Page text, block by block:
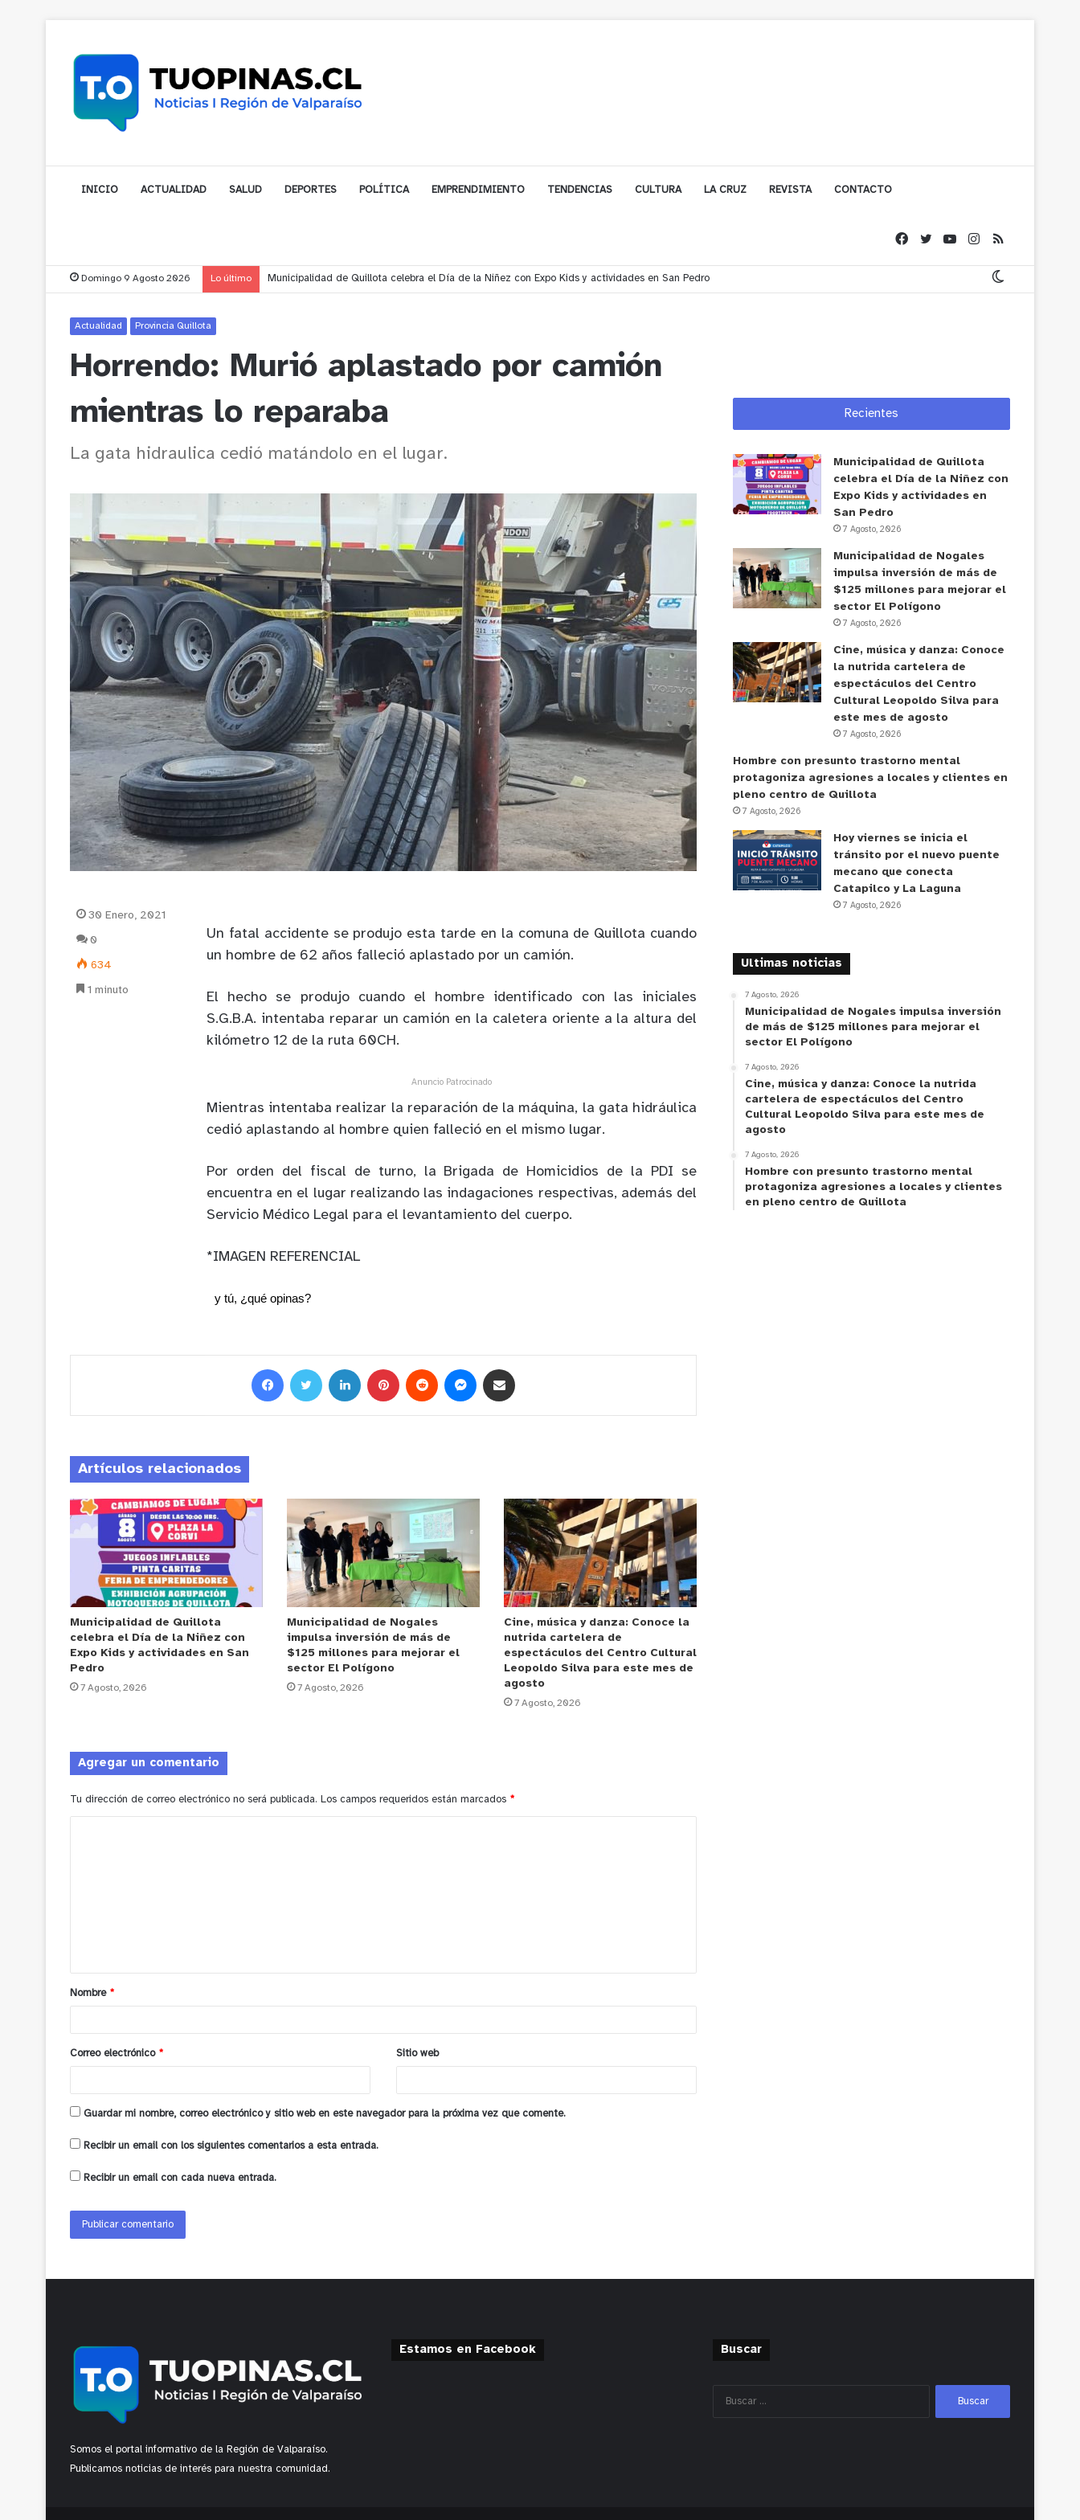
INICIO ACTUALIDAD SALUD DEPORTES POLÍTICA EMPRENDIMIENTO TENDENCIAS CULTURA LA CRUZ REVISTA CONTACTO
Domingo 9 Agosto 2026 Lo último Municipalidad de Nogales impulsa inversión de más de $125 millones para mejorar el sector El Polígono
Actualidad Provincia Quillota
Horrendo: Murió aplastado por camión
mientras lo reparaba
La gata hidraulica cedió matándolo en el lugar.
Un fatal accidente se produjo esta tarde en la comuna de Quillota cuando
un hombre de 62 años falleció aplastado por un camión.
El hecho se produjo cuando el hombre identificado con las iniciales
S.G.B.A. intentaba reparar un camión en la caletera oriente a la altura del
kilómetro 12 de la ruta 60CH.
Anuncio Patrocinado
Mientras intentaba realizar la reparación de la máquina, la gata hidráulica
cedió aplastando al hombre quien falleció en el mismo lugar.
Por orden del fiscal de turno, la Brigada de Homicidios de la PDI se
encuentra en el lugar realizando las indagaciones respectivas, además del
Servicio Médico Legal para el levantamiento del cuerpo.
*IMAGEN REFERENCIAL
y tú, ¿qué opinas?
30 Enero, 2021
0
634
1 minuto
Artículos relacionados
Municipalidad de Quillota
celebra el Día de la Niñez con
Expo Kids y actividades en San
Pedro
7 Agosto, 2026
Municipalidad de Nogales
impulsa inversión de más de
$125 millones para mejorar el
sector El Polígono
7 Agosto, 2026
Cine, música y danza: Conoce la
nutrida cartelera de
espectáculos del Centro Cultural
Leopoldo Silva para este mes de
agosto
7 Agosto, 2026
Agregar un comentario
Tu dirección de correo electrónico no será publicada. Los campos requeridos están marcados *
a
r
*
Nombre *
Correo electrónico * Sitio web
Guardar mi nombre, correo electrónico y sitio web en este navegador para la próxima vez que comente.
Recibir un email con los siguientes comentarios a esta entrada.
Recibir un email con cada nueva entrada.
Recientes
Municipalidad de Quillota
celebra el Día de la Niñez con
Expo Kids y actividades en
San Pedro
7 Agosto, 2026
Municipalidad de Nogales
impulsa inversión de más de
$125 millones para mejorar el
sector El Polígono
7 Agosto, 2026
Cine, música y danza: Conoce
la nutrida cartelera de
espectáculos del Centro
Cultural Leopoldo Silva para
este mes de agosto
7 Agosto, 2026
Hombre con presunto trastorno mental
protagoniza agresiones a locales y clientes en
pleno centro de Quillota
7 Agosto, 2026
Hoy viernes se inicia el
tránsito por el nuevo puente
mecano que conecta
Catapilco y La Laguna
7 Agosto, 2026
Ultimas noticias
7 Agosto, 2026
Municipalidad de Nogales impulsa inversión
de más de $125 millones para mejorar el
sector El Polígono
7 Agosto, 2026
Cine, música y danza: Conoce la nutrida
cartelera de espectáculos del Centro
Cultural Leopoldo Silva para este mes de
agosto
7 Agosto, 2026
Hombre con presunto trastorno mental
protagoniza agresiones a locales y clientes
en pleno centro de Quillota
Somos el portal informativo de la Región de Valparaíso.
Publicamos noticias de interés para nuestra comunidad.
Estamos en Facebook Buscar